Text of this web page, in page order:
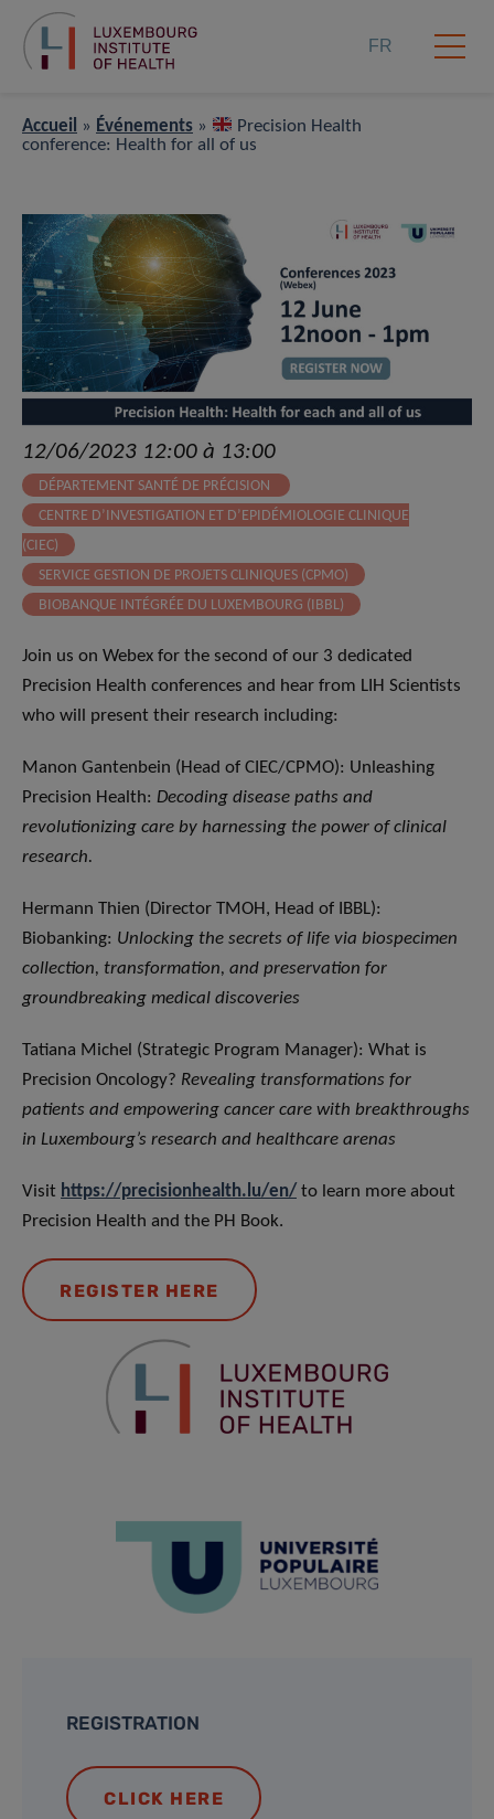
FR
Accueil » Événements »
Precision Health
conference: Health for all of us
12/06/2023 12:00 à 13:00
DÉPARTEMENT SANTÉ DE PRÉCISION
CENTRE D’INVESTIGATION ET D’EPIDÉMIOLOGIE CLINIQUE
(CIEC)
SERVICE GESTION DE PROJETS CLINIQUES (CPMO)
BIOBANQUE INTÉGRÉE DU LUXEMBOURG (IBBL)
Join us on Webex for the second of our 3 dedicated
Precision Health conferences and hear from LIH Scientists
who will present their research including:
Manon Gantenbein (Head of CIEC/CPMO): Unleashing
Precision Health: Decoding disease paths and
revolutionizing care by harnessing the power of clinical
research.
Hermann Thien (Director TMOH, Head of IBBL):
Biobanking: Unlocking the secrets of life via biospecimen
collection, transformation, and preservation for
groundbreaking medical discoveries
Tatiana Michel (Strategic Program Manager): What is
Precision Oncology? Revealing transformations for
patients and empowering cancer care with breakthroughs
in Luxembourg’s research and healthcare arenas
Visit https://precisionhealth.lu/en/ to learn more about
Precision Health and the PH Book.
REGISTER HERE
REGISTRATION
CLICK HERE